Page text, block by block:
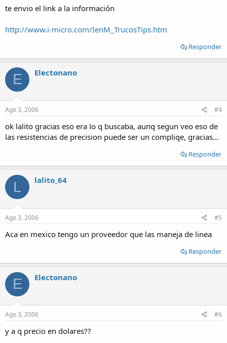
te envio el link a la información
http://www.i-micro.com/IenM_TrucosTips.htm
Responder
E Electonano
Ago 3, 2006 #4
ok lalito gracias eso era lo q buscaba, aunq segun veo eso de
las resistencias de precision puede ser un compliqe, gracias...
Responder
L lalito_64
Ago 3, 2006 #5
Aca en mexico tengo un proveedor que las maneja de linea
Responder
E Electonano
Ago 3, 2006 #6
y a q precio en dolares??